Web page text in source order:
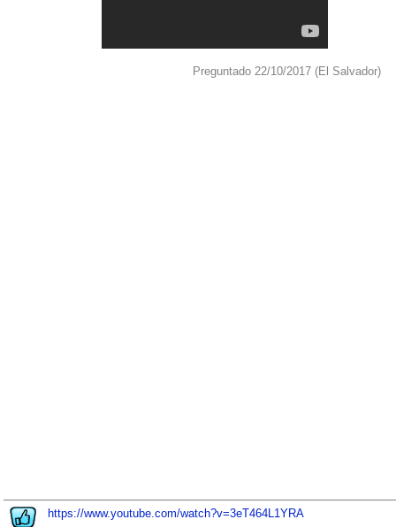
Preguntado 22/10/2017 (El Salvador)
https://www.youtube.com/watch?v=3eT464L1YRA